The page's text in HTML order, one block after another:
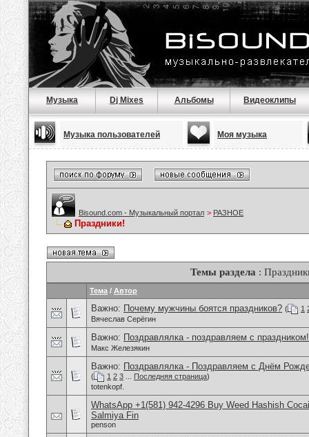
Музыка Dj Mixes Альбомы Видеоклипы
Музыка пользователей Моя музыка
Bisound.com - Музыкальный портал > РАЗНОЕ
Праздники!
Темы раздела :
Тема / Автор
Важно: Почему мужчины боятся праздников? ( 1
Вячеслав Серёгин
Важно: Поздравлялка - поздравляем с праздником!
Макс Железякин
Важно: Поздравлялка - Поздравляем с Днём
( 1 2 3 Последняя страница)
totenkopf.
WhatsApp +1(581) 942-4296 Buy Weed Hashish
Salmiya Fin
penson